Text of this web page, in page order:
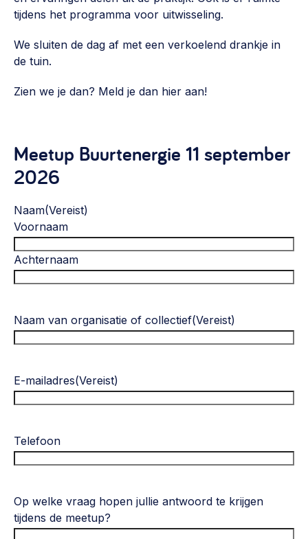
tijdens het programma voor uitwisseling.
We sluiten de dag af met een verkoelend drankje in
de tuin.
Zien we je dan? Meld je dan hier aan!
Meetup Buurtenergie 11 september
2026
Naam(Vereist)
Voornaam
Achternaam
Naam van organisatie of collectief(Vereist)
E-mailadres(Vereist)
Telefoon
Op welke vraag hopen jullie antwoord te krijgen
tijdens de meetup?